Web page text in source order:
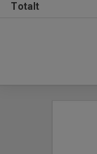
Totalt